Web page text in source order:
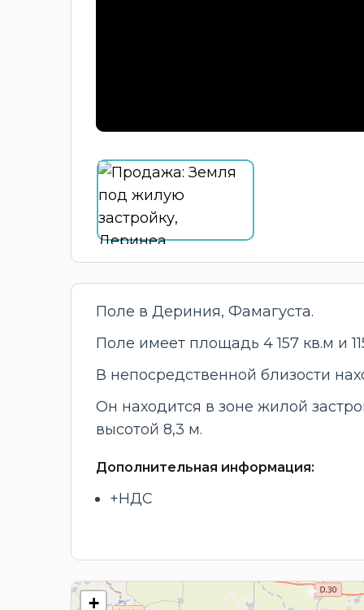
Поле в Дериния, Фамагуста.
Поле имеет площадь 4 157 кв.м и
В непосредственной близости
Он находится в зоне жилой
высотой 8,3 м.
Дополнительная информация:
+НДС
+